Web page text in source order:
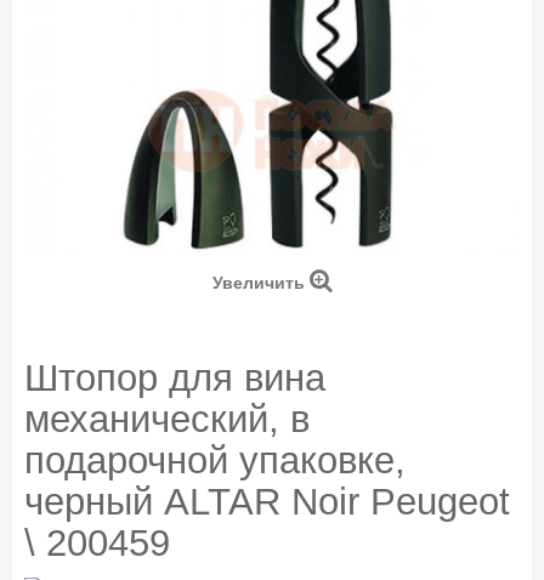
Увеличить
Штопор для вина
механический, в
подарочной упаковке,
черный ALTAR Noir Peugeot
\ 200459